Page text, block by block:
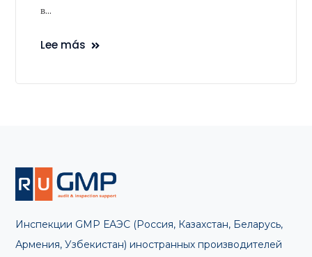
в...
Lee más
Инспекции GMP ЕАЭС (Россия, Казахстан, Беларусь,
Армения, Узбекистан) иностранных производителей